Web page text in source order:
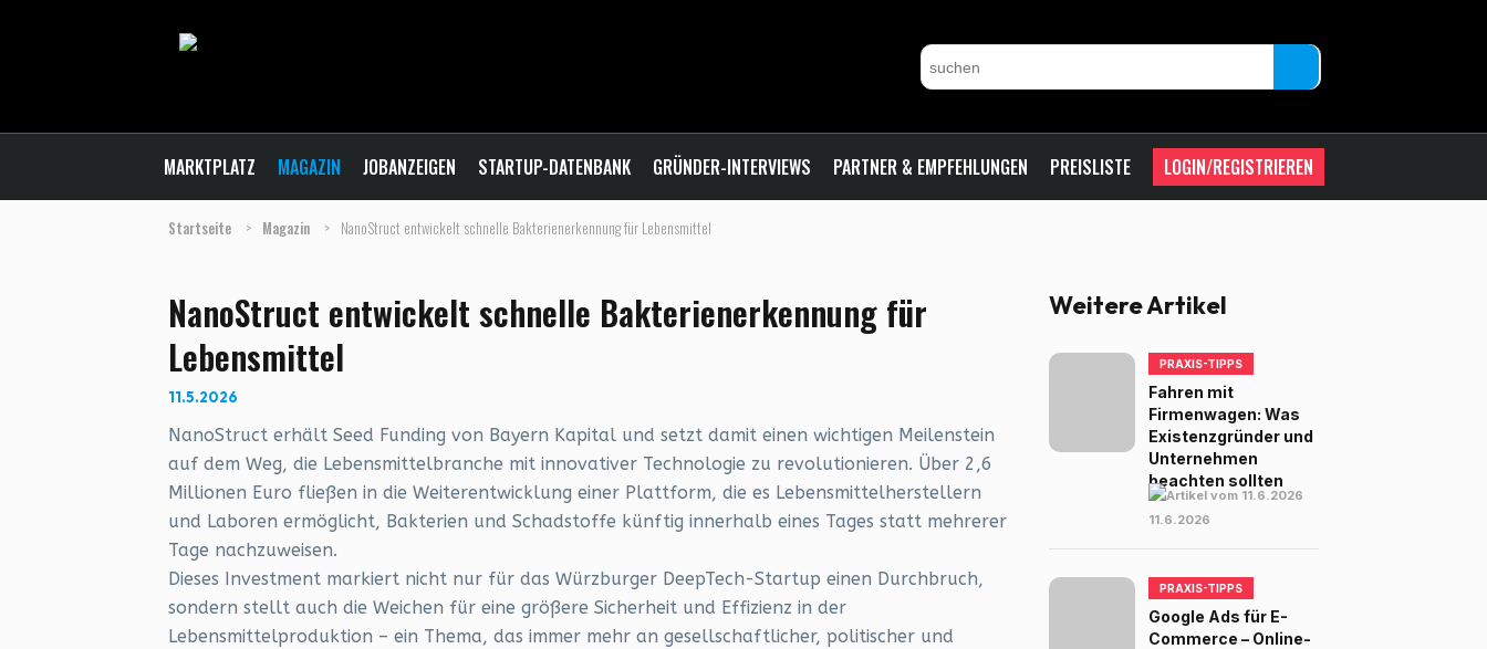
MARKTPLATZ MAGAZIN JOBANZEIGEN STARTUP-DATENBANK GRÜNDER-INTERVIEWS PARTNER & EMPFEHLUNGEN PREISLISTE LOGIN/REGISTRIEREN
Startseite > Magazin > NanoStruct entwickelt schnelle Bakterienerkennung für Lebensmittel
NanoStruct entwickelt schnelle Bakterienerkennung für
Lebensmittel
11.5.2026
NanoStruct erhält Seed Funding von Bayern Kapital und setzt damit einen wichtigen Meilenstein
auf dem Weg, die Lebensmittelbranche mit innovativer Technologie zu revolutionieren. Über 2,6
Millionen Euro fließen in die Weiterentwicklung einer Plattform, die es Lebensmittelherstellern
und Laboren ermöglicht, Bakterien und Schadstoffe künftig innerhalb eines Tages statt mehrerer
Tage nachzuweisen.
Dieses Investment markiert nicht nur für das Würzburger DeepTech-Startup einen Durchbruch,
sondern stellt auch die Weichen für eine größere Sicherheit und Effizienz in der
Lebensmittelproduktion – ein Thema, das immer mehr an gesellschaftlicher, politischer und
Weitere Artikel
PRAXIS-TIPPS
Fahren mit
Firmenwagen: Was
Existenzgründer und
Unternehmen
beachten sollten
11.6.2026
PRAXIS-TIPPS
Google Ads für E-
Commerce – Online-